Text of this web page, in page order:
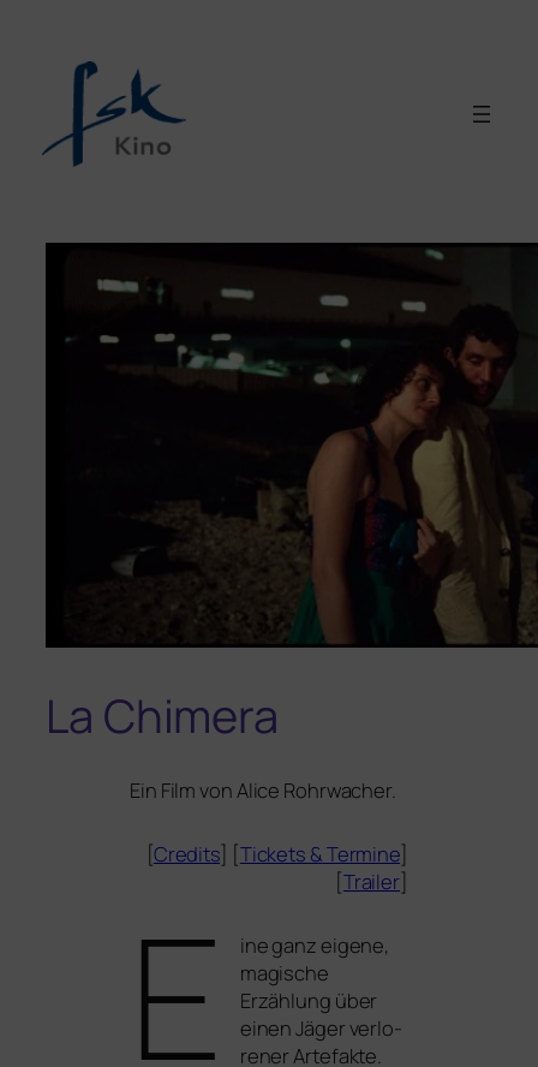
La Chimera
Ein Film von Alice Rohrwacher.
[Credits] [Tickets &Termine]
[Trailer]
E
ine ganz eige­ne,
magi­sche
Erzählung über
einen Jäger ver­lo­
re­ner Artefakte.